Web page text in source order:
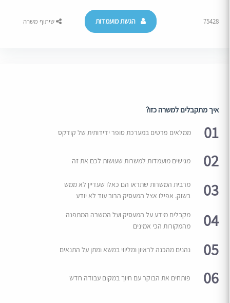
75428 הגשת מועמדות שיתוף משרה
איך מתקבלים למשרה כזו?
01 ממלאים פרטים במערכת סופר ידידותית של קודקס
02 מגישים מועמדות למשרות שעושות לכם את זה
03
מרבית המשרות שתראו הם כאלו שעדיין לא ממש
בשוק. אפילו אצל המעסיק הרוב עוד לא יודע
04
מקבלים מידע על המעסיק ועל המשרה המתפנה
מהמקורות הכי אמינים
05 נהנים מהכנה לראיון ומליווי במשא ומתן על התנאים
06 פותחים את הבוקר עם חיוך במקום עבודה חדש